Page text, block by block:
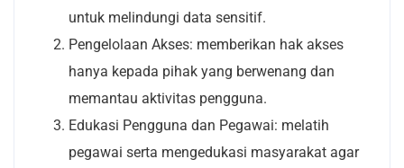
untuk melindungi data sensitif.
Pengelolaan Akses: memberikan hak akses
hanya kepada pihak yang berwenang dan
memantau aktivitas pengguna.
Edukasi Pengguna dan Pegawai: melatih
pegawai serta mengedukasi masyarakat agar